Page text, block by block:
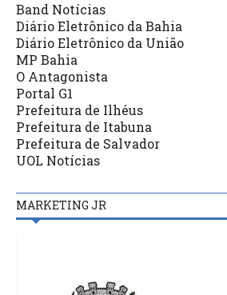
Band Notícias
Diário Eletrônico da Bahia
Diário Eletrônico da União
MP Bahia
O Antagonista
Portal G1
Prefeitura de Ilhéus
Prefeitura de Itabuna
Prefeitura de Salvador
UOL Notícias
MARKETING JR